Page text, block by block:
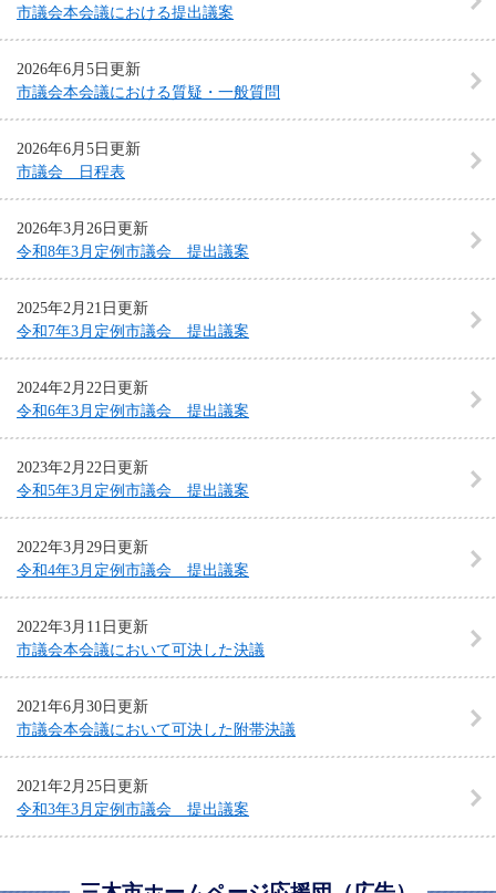
市議会本会議における提出議案
2026年6月5日更新
市議会本会議における質疑・一般質問
2026年6月5日更新
市議会 日程表
2026年3月26日更新
令和8年3月定例市議会 提出議案
2025年2月21日更新
令和7年3月定例市議会 提出議案
2024年2月22日更新
令和6年3月定例市議会 提出議案
2023年2月22日更新
令和5年3月定例市議会 提出議案
2022年3月29日更新
令和4年3月定例市議会 提出議案
2022年3月11日更新
市議会本会議において可決した決議
2021年6月30日更新
市議会本会議において可決した附帯決議
2021年2月25日更新
令和3年3月定例市議会 提出議案